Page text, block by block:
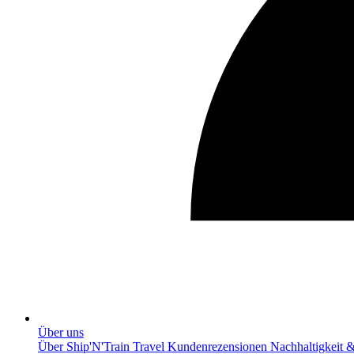
Über uns
Über Ship'N'Train Travel Kundenrezensionen Nachhaltigkeit